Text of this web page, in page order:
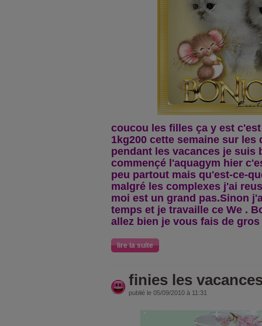
coucou les filles ça y est
1kg200 cette semaine sur les
pendant les vacances je suis
commençé l'aquagym hier
peu partout mais qu'est-ce-
malgré les complexes j'ai
moi est un grand pas.Sinon
temps et je travaille ce We .
allez bien je vous fais de
lire la suite
finies les
publié le 05/09/2010 à 11:31